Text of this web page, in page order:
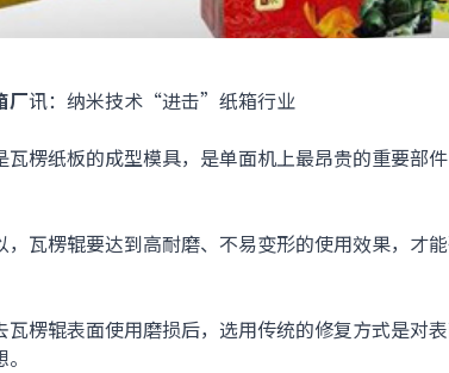
厂讯：纳米技术“进击”纸箱行业
瓦楞纸板的成型模具，是单面机上最昂贵的重要部
瓦楞辊要达到高耐磨、不易变形的使用效果，才
楞辊表面使用磨损后，选用传统的修复方式是对